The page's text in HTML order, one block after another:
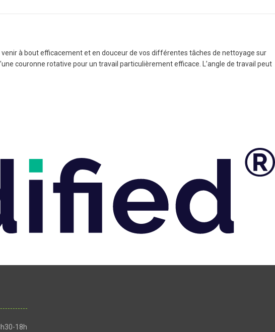
à bout efficacement et en douceur de vos différentes tâches de nettoyage sur
couronne rotative pour un travail particulièrement efficace. L’angle de travail peut
18h